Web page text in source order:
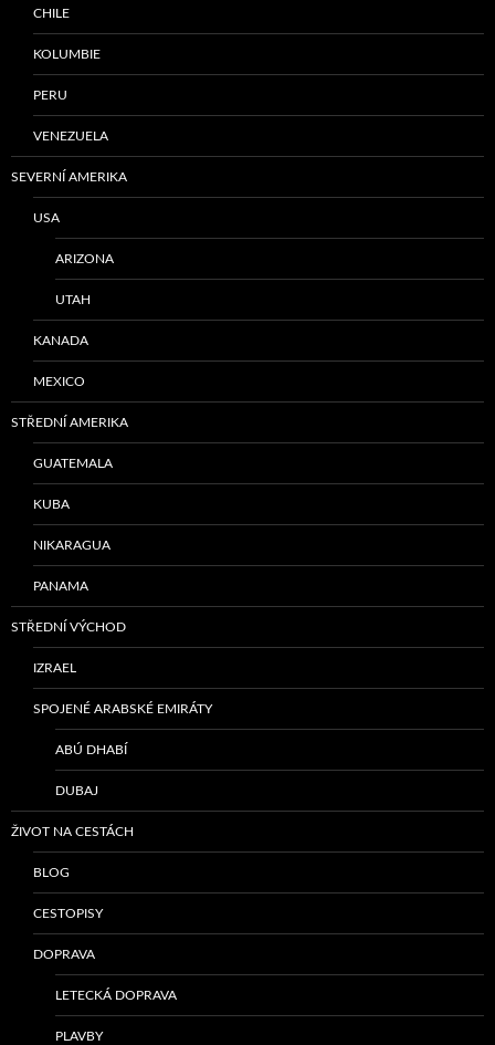
CHILE
KOLUMBIE
PERU
VENEZUELA
SEVERNÍ AMERIKA
USA
ARIZONA
UTAH
KANADA
MEXICO
STŘEDNÍ AMERIKA
GUATEMALA
KUBA
NIKARAGUA
PANAMA
STŘEDNÍ VÝCHOD
IZRAEL
SPOJENÉ ARABSKÉ EMIRÁTY
ABÚ DHABÍ
DUBAJ
ŽIVOT NA CESTÁCH
BLOG
CESTOPISY
DOPRAVA
LETECKÁ DOPRAVA
PLAVBY